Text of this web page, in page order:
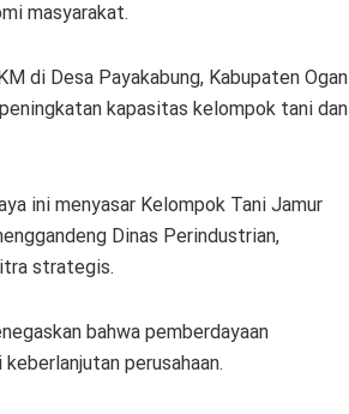
masyarakat.
di Desa Payakabung, Kabupaten Ogan
kapasitas kelompok tani dan
ini menyasar Kelompok Tani Jamur
Dinas Perindustrian,
strategis.
bahwa pemberdayaan
perusahaan.